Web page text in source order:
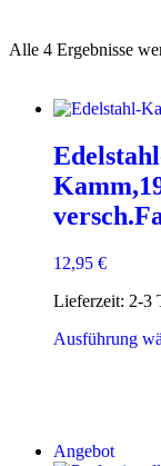
Alle 4 Ergebnisse
12,95 €
Lieferzeit: 2-3
Ausführung
Angebot